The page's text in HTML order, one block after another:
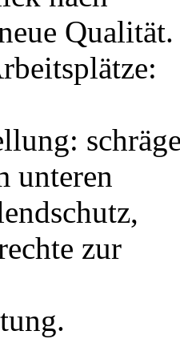
Qualität.
unteren
zur